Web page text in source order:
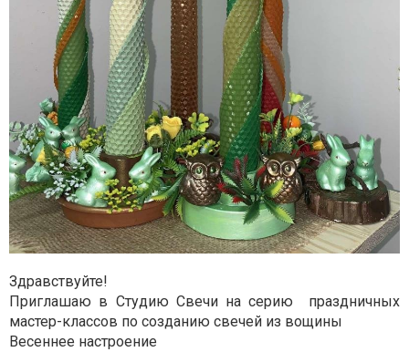
Здравствуйте!
Приглашаю в Студию Свечи на серию праздничных
мастер-классов по созданию свечей из вощины
Весеннее настроение